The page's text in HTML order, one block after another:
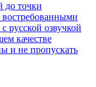
до точки
русской озвучкой
качестве
и не пропускать